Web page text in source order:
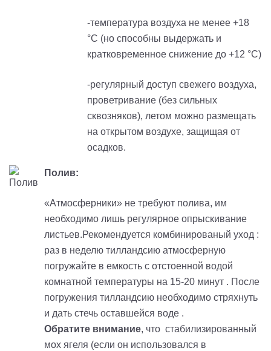
-температура воздуха не менее +18
°С (но способны выдержать и
кратковременное снижение до +12 °С)
-регулярный доступ свежего воздуха,
проветривание (без сильных
сквозняков), летом можно размещать
на открытом воздухе, защищая от
осадков.
Полив:
«Атмосферники» не требуют полива, им
необходимо лишь регулярное опрыскивание
листьев.Рекомендуется комбинированый уход :
раз в неделю тилландсию атмосферную
погружайте в емкость с отстоенной водой
комнатной температуры на 15-20 минут . После
погружения тилландсию необходимо стряхнуть
и дать стечь оставшейся воде .
Обратите внимание, что стабилизированный
мох ягеля (если он использовался в